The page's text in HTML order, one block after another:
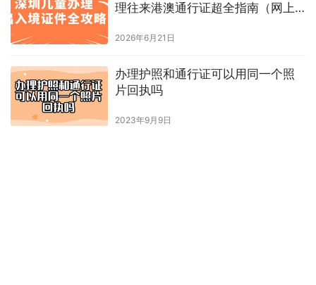
理往来港澳通行证超全指南（网上
2026年6月21日
办理护照和通行证可以用同一个照
片回执吗
2023年9月9日